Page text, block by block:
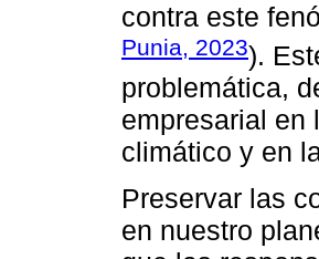
contra este
Punia, 2023).
problemática,
empresarial en
climático y en
Preservar las
en nuestro